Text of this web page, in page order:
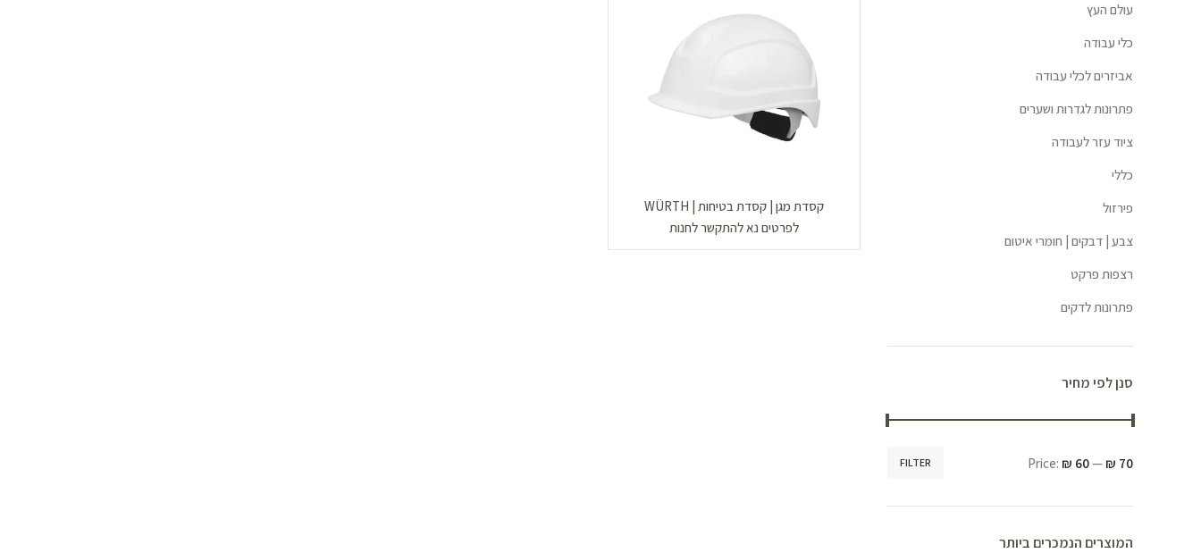
עולם העץ
כלי עבודה
אביזרים לכלי עבודה
פתרונות לגדרות ושערים
ציוד עזר לעבודה
כללי
פירזול
צבע | דבקים | חומרי איטום
רצפות פרקט
פתרונות לדקים
סנן לפי מחיר
FILTER Price: ₪ 60— ₪ 70
המוצרים הנמכרים ביותר
קסדת מגן | קסדת בטיחות | WÜRTH
לפרטים נא להתקשר לחנות